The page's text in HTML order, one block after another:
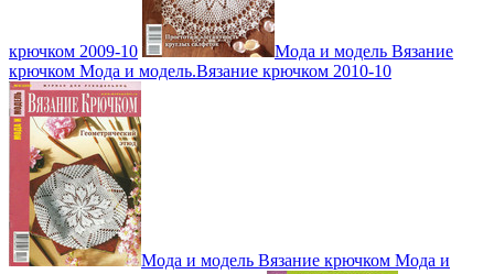
крючком 2009-10
Мода и модель Вязание
крючком Мода и модель.Вязание крючком 2010-10
Мода и модель Вязание крючком Мода и